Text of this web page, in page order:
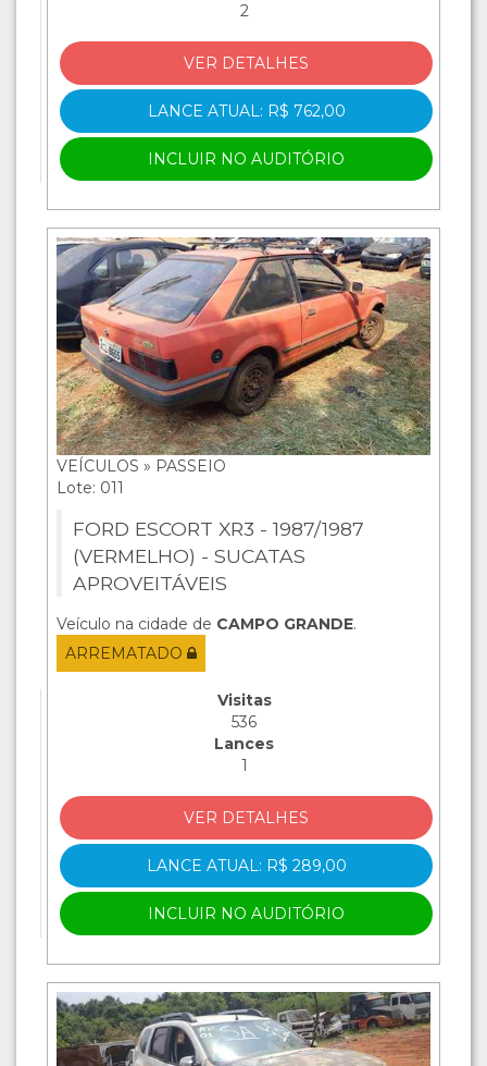
2
VER DETALHES
LANCE ATUAL: R$ 762,00
INCLUIR NO AUDITÓRIO
VEÍCULOS » PASSEIO
Lote: 011
FORD ESCORT XR3 - 1987/1987
(VERMELHO) - SUCATAS
APROVEITÁVEIS
Veículo na cidade de CAMPO GRANDE.
ARREMATADO
Visitas
536
Lances
1
VER DETALHES
LANCE ATUAL: R$ 289,00
INCLUIR NO AUDITÓRIO